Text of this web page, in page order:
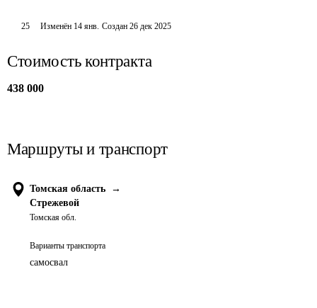
25 Изменён 14 янв. Создан 26 дек 2025
Стоимость контракта
438 000
Маршруты и транспорт
Томская область
→
Стрежевой
Томская обл.
Варианты транспорта
самосвал